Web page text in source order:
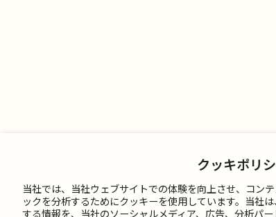
クッキポリ
当社では、当社ウェブサイトでの体験を向上させ、コン
ックを分析するためにクッキーを使用しています。当社